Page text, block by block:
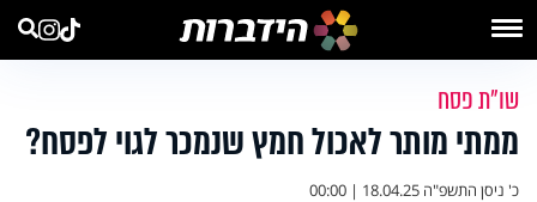
שו"ת פסח
ממתי מותר לאכול חמץ שנמכר לגוי לפסח?
כ' ניסן התשפ"ה 18.04.25 | 00:00